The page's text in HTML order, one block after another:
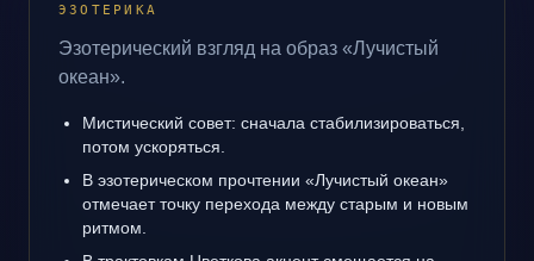
ЭЗОТЕРИКА
Эзотерический взгляд на образ «Лучистый
океан».
Мистический совет: сначала стабилизироваться,
потом ускоряться.
В эзотерическом прочтении «Лучистый океан»
отмечает точку перехода между старым и новым
ритмом.